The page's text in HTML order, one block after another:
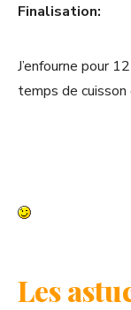
Finalisation:
J’enfourne pour
temps de cuisson
Les